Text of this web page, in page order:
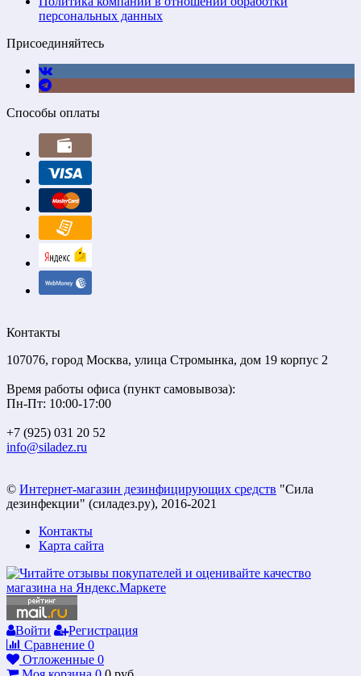
персональных данных
Присоединяйтесь
Способы оплаты
Контакты
107076, город Москва, улица Стромынка, дом 19 корпус 2
Время работы офиса (пункт самовывоза):
Пн-Пт: 10:00-17:00
+7 (925) 031 20 52
info@siladez.ru
© Интернет-магазин дезинфицирующих средств "Сила
дезинфекции" (силадез.ру), 2016-2021
Контакты
Карта сайта
Войти
Регистрация
Сравнение 0
Отложенные 0